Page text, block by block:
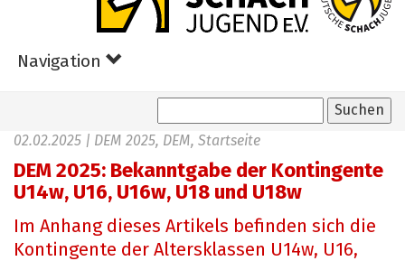
Navigation
02.02.2025 | DEM 2025, DEM, Startseite
DEM 2025: Bekanntgabe der Kontingente
U14w, U16, U16w, U18 und U18w
Im Anhang dieses Artikels befinden sich die
Kontingente der Altersklassen U14w, U16,